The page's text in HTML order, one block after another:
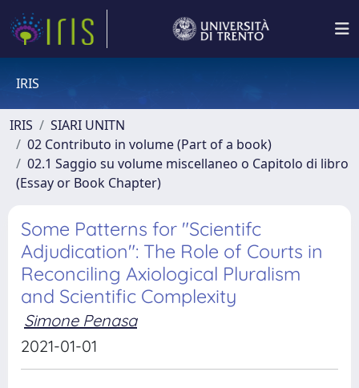
IRIS
IRIS
SIARI UNITN
02 Contributo in volume (Part of a book)
02.1 Saggio su volume miscellaneo o Capitolo di libro
(Essay or Book Chapter)
Some Patterns for "Scientifc
Adjudication": The Role of Courts in
Reconciling Axiological Pluralism
and Scientific Complexity
Simone Penasa
2021-01-01